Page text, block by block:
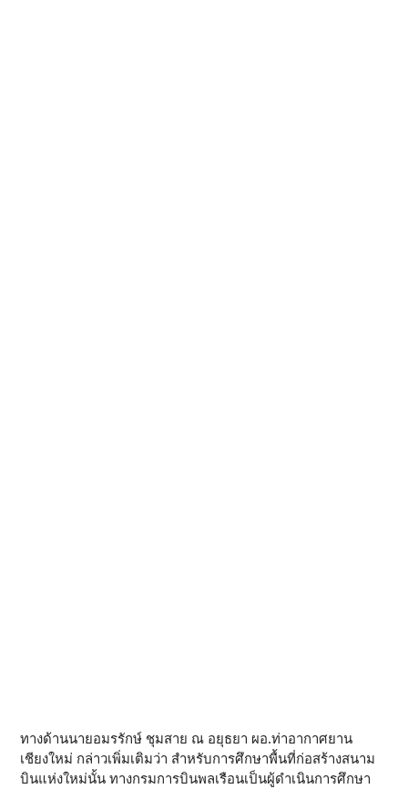
ทางด้านนายอมรรักษ์ ชุมสาย ณ อยุธยา ผอ.ท่าอากาศยาน
เชียงใหม่ กล่าวเพิ่มเติมว่า สำหรับการศึกษาพื้นที่ก่อสร้างสนาม
บินแห่งใหม่นั้น ทางกรมการบินพลเรือนเป็นผู้ดำเนินการศึกษา